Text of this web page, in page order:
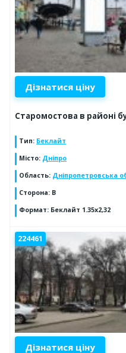
Дізнатися ціну
Старомостова в районі
Тип: Беклайт
Місто: Дніпро
Область: Дніпропетровська
Сторона: В
Формат: Беклайт 1.35х2,32
224461
Дізнатися ціну